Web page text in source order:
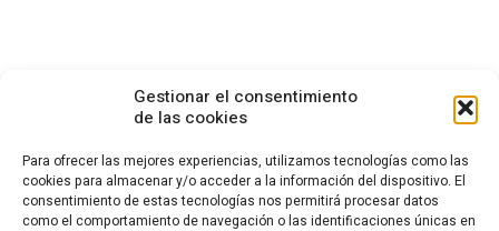
Gestionar el consentimiento
de las cookies
Para ofrecer las mejores experiencias, utilizamos tecnologías como las
cookies para almacenar y/o acceder a la información del dispositivo. El
consentimiento de estas tecnologías nos permitirá procesar datos
como el comportamiento de navegación o las identificaciones únicas en
CONTACTO